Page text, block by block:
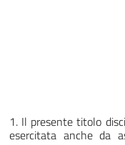
1. Il presente titolo
esercitata anche da